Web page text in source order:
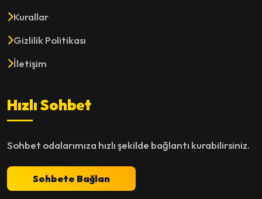
Kurallar
Gizlilik Politikası
İletişim
Hızlı Sohbet
Sohbet odalarımıza hızlı şekilde bağlantı kurabilirsiniz.
Sohbete Bağlan